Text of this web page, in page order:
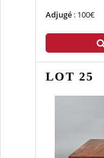
Adjugé: 100€
LOT 25